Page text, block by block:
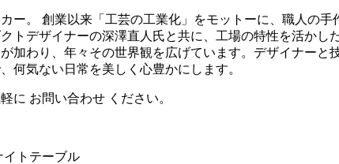
ー。 創業以来「工芸の工業化」をモットーに、職人の
トデザイナーの深澤直人氏と共に、工場の特性を活か
加わり、年々その世界観を広げています。デザイナー
何気ない日常を美しく心豊かにします。
に お問い合わせ ください。
イトテーブル